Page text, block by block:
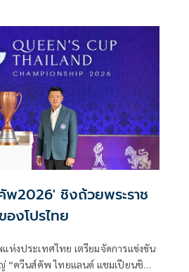
2026' ชิงถ้วยพระราช
งโปรไทย
งประเทศไทย เตรียมจัดการแข่งขัน
“ควีนส์คัพ ไทยแลนด์ แชมเปียนชิพ